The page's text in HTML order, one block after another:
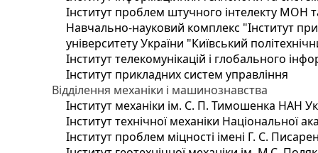
Інститут проблем штучного інтелекту МОН
Навчально-науковий комплекс "Інститут
університету України "Київський
Інститут телекомунікацій і глобального
Інститут прикладних систем управління
Відділення механіки і машинознавства
Інститут механіки ім. С. П. Тимошенка НАН
Інститут технічної механіки Національної
Інститут проблем міцності імені Г. С.